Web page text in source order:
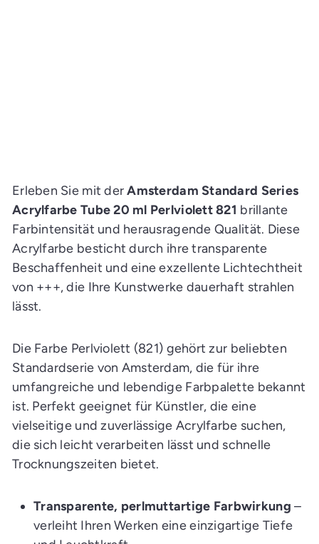
n
k
a
u
s
a
e
e
n
Erleben Sie mit derAmsterdam Standard Series
Acrylfarbe Tube 20 ml Perlviolett 821 brillante
Farbintensität und herausragende Qualität. Diese
Acrylfarbe besticht durch ihre transparente
Beschaffenheit und eine exzellente Lichtechtheit
von +++, die Ihre Kunstwerke dauerhaft strahlen
lässt.
Die Farbe Perlviolett (821) gehört zur beliebten
Standardserie von Amsterdam, die für ihre
umfangreiche und lebendige Farbpalette bekannt
ist. Perfekt geeignet für Künstler, die eine
vielseitige und zuverlässige Acrylfarbe suchen,
die sich leicht verarbeiten lässt und schnelle
Trocknungszeiten bietet.
Transparente, perlmuttartige Farbwirkung –
verleiht Ihren Werken eine einzigartige Tiefe